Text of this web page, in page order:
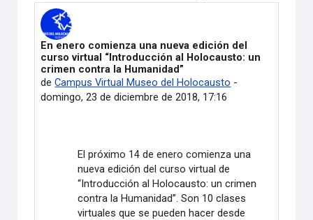
En enero comienza una nueva edición del
curso virtual “Introducción al Holocausto: un
crimen contra la Humanidad”
deCampus Virtual Museo del Holocausto -
domingo, 23 de diciembre de 2018, 17:16
Número de respuestas: 0
El próximo 14 de enero comienza una
nueva edición del curso virtual de
“Introducción al Holocausto: un crimen
contra la Humanidad”. Son 10 clases
virtuales que se pueden hacer desde